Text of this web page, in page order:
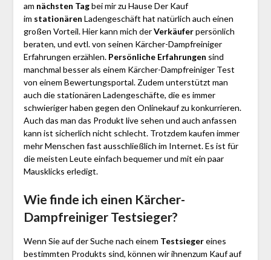
am nächsten Tagbei mir zu Hause Der Kauf
im stationären Ladengeschäft hat natürlich auch einen
großen Vorteil. Hier kann mich derVerkäuferpersönlich
beraten, und evtl. von seinen Kärcher-Dampfreiniger
Erfahrungen erzählen. Persönliche Erfahrungen sind
manchmal besser als einem Kärcher-Dampfreiniger Test
von einem Bewertungsportal. Zudem unterstützt man
auch die stationären Ladengeschäfte, die es immer
schwieriger haben gegen den Onlinekauf zu konkurrieren.
Auch das man das Produkt live sehen und auch anfassen
kann ist sicherlich nicht schlecht. Trotzdem kaufen immer
mehr Menschen fast ausschließlich im Internet. Es ist für
die meisten Leute einfach bequemer und mit ein paar
Mausklicks erledigt.
Wie finde ich einen Kärcher-
Dampfreiniger Testsieger?
Wenn Sie auf der Suche nach einem Testsiegereines
bestimmten Produkts sind, können wir ihnenzum Kauf auf